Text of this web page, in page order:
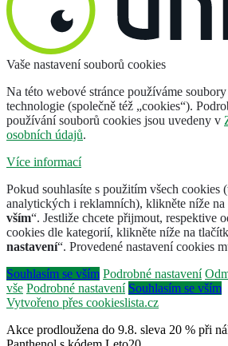
Vaše nastavení souborů cookies
Na této webové stránce používáme
technologie (společně též „cookies“).
používání souborů cookies jsou uvedeny v
osobních údajů.
Více informací
Pokud souhlasíte s použitím všech cookies
analytických i reklamních), klikněte níže na
vším“. Jestliže chcete přijmout, respektive
cookies dle kategorií, klikněte níže na
nastavení“. Provedené nastavení cookies
Souhlasím se vším Podrobné nastavení
vše Podrobné nastavení Souhlasím se vším
Vytvořeno přes cookieslista.cz
Akce prodloužena do 9.8. sleva 20 % při